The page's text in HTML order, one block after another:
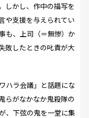
しかし、作中の描写を
や支援を与えられてい
も、上司（＝無惨）か
敗したときの叱責が大
ハラ会議」と話題にな
らがなかなか鬼殺隊の
、下弦の鬼を一堂に集